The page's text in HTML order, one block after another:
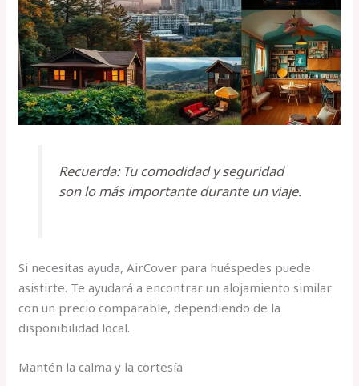
Recuerda: Tu comodidad y seguridad
son lo más importante durante un viaje.
Si necesitas ayuda, AirCover para huéspedes puede
asistirte. Te ayudará a encontrar un alojamiento similar
con un precio comparable, dependiendo de la
disponibilidad local.
Mantén la calma y la cortesía